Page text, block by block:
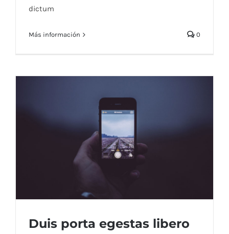
dictum
Más información 0
Duis porta egestas libero